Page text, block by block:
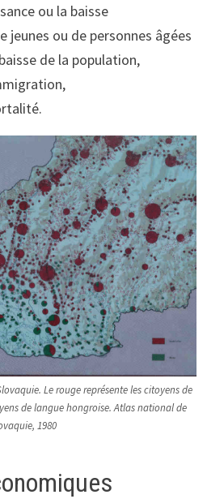
ou la baisse
jeunes ou de personnes âgées
de la population,
Le rouge représente les citoyens de
de langue hongroise. Atlas national de
1980